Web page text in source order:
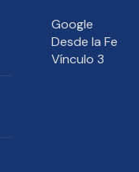
Google
Desde la Fe
Vínculo 3